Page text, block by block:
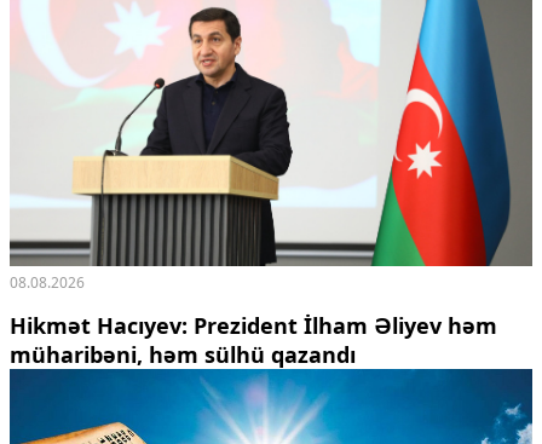
08.08.2026
Hikmət Hacıyev: Prezident İlham Əliyev həm
müharibəni, həm sülhü qazandı